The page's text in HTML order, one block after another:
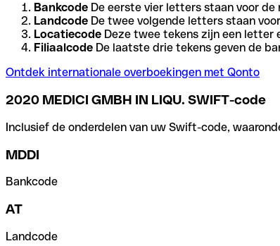
Bankcode De eerste vier letters staan voor de
Landcode De twee volgende letters staan
Locatiecode Deze twee tekens zijn een letter
Filiaalcode De laatste drie tekens geven de
Ontdek internationale overboekingen met Qonto
2020 MEDICI GMBH IN LIQU. SWIFT-code
Inclusief de onderdelen van uw Swift-code,
MDDI
Bankcode
AT
Landcode